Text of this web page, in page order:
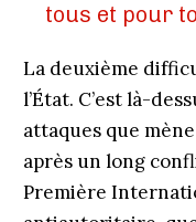
tous et pour
La deuxième
l’État. C’est là-
attaques que
après un long
Première